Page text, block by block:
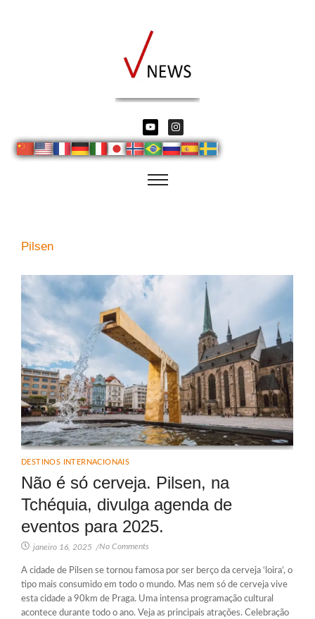
Pilsen
DESTINOS INTERNACIONAIS
Não é só cerveja. Pilsen, na
Tchéquia, divulga agenda de
eventos para 2025.
janeiro 16, 2025 /No Comments
A cidade de Pilsen se tornou famosa por ser berço da cerveja ‘loira’, o
tipo mais consumido em todo o mundo. Mas nem só de cerveja vive
esta cidade a 90km de Praga. Uma intensa programação cultural
acontece durante todo o ano. Veja as principais atrações. Celebração